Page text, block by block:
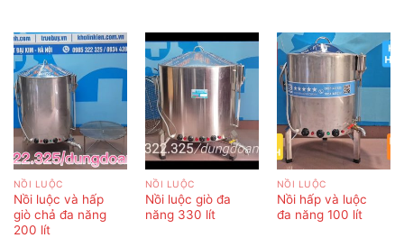
NỒI LUỘC
Nồi luộc và hấp
giò chả đa năng
200 lít
NỒI LUỘC
Nồi luộc giò đa
năng 330 lít
NỒI LUỘC
Nồi hấp và luộc
đa năng 100 lít